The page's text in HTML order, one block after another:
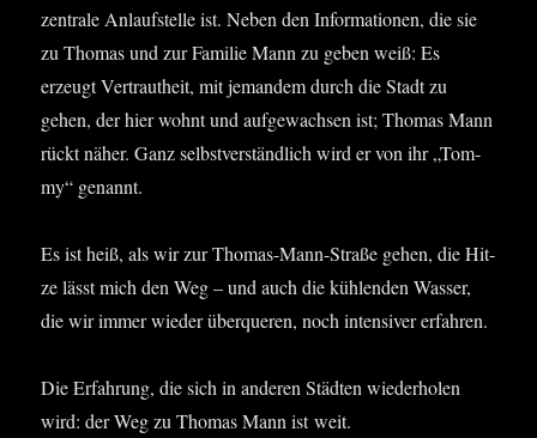
zen­tra­le Anlauf­stel­le ist. Neben den Infor­ma­tio­nen, die sie
zu Tho­mas und zur Fami­lie Mann zu geben weiß: Es
erzeugt Ver­traut­heit, mit jeman­dem durch die Stadt zu
gehen, der hier wohnt und auf­ge­wach­sen ist; Tho­mas Mann
rückt näher. Ganz selbst­ver­ständ­lich wird er von ihr „Tom­
my“ genannt.
Es ist heiß, als wir zur Tho­mas-Mann-Stra­ße gehen, die Hit­
ze lässt mich den Weg – und auch die küh­len­den Was­ser,
die wir immer wie­der über­que­ren, noch inten­si­ver erfahren.
Die Erfah­rung, die sich in ande­ren Städ­ten wie­der­ho­len
wird: der Weg zu Tho­mas Mann ist weit.